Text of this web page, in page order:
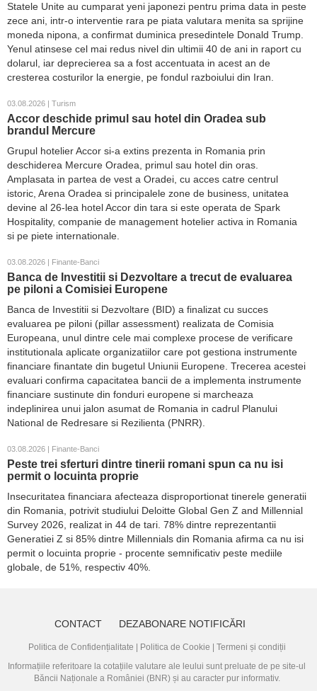
Statele Unite au cumparat yeni japonezi pentru prima data in peste
zece ani, intr-o interventie rara pe piata valutara menita sa sprijine
moneda nipona, a confirmat duminica presedintele Donald Trump.
Yenul atinsese cel mai redus nivel din ultimii 40 de ani in raport cu
dolarul, iar deprecierea sa a fost accentuata in acest an de
cresterea costurilor la energie, pe fondul razboiului din Iran.
03.08.2026 | Turism
Accor deschide primul sau hotel din Oradea sub
brandul Mercure
Grupul hotelier Accor si-a extins prezenta in Romania prin
deschiderea Mercure Oradea, primul sau hotel din oras.
Amplasata in partea de vest a Oradei, cu acces catre centrul
istoric, Arena Oradea si principalele zone de business, unitatea
devine al 26-lea hotel Accor din tara si este operata de Spark
Hospitality, companie de management hotelier activa in Romania
si pe piete internationale.
03.08.2026 | Finante-Banci
Banca de Investitii si Dezvoltare a trecut de evaluarea
pe piloni a Comisiei Europene
Banca de Investitii si Dezvoltare (BID) a finalizat cu succes
evaluarea pe piloni (pillar assessment) realizata de Comisia
Europeana, unul dintre cele mai complexe procese de verificare
institutionala aplicate organizatiilor care pot gestiona instrumente
financiare finantate din bugetul Uniunii Europene. Trecerea acestei
evaluari confirma capacitatea bancii de a implementa instrumente
financiare sustinute din fonduri europene si marcheaza
indeplinirea unui jalon asumat de Romania in cadrul Planului
National de Redresare si Rezilienta (PNRR).
03.08.2026 | Finante-Banci
Peste trei sferturi dintre tinerii romani spun ca nu isi
permit o locuinta proprie
Insecuritatea financiara afecteaza disproportionat tinerele generatii
din Romania, potrivit studiului Deloitte Global Gen Z and Millennial
Survey 2026, realizat in 44 de tari. 78% dintre reprezentantii
Generatiei Z si 85% dintre Millennials din Romania afirma ca nu isi
permit o locuinta proprie - procente semnificativ peste mediile
globale, de 51%, respectiv 40%.
CONTACT DEZABONARE NOTIFICĂRI
Politica de Confidențialitate Politica de Cookie
Termeni și condiții
Informațiile referitoare la cotațiile valutare ale leului sunt preluate de pe site-ul
Băncii Naționale a României (BNR)și au caracter pur informativ.